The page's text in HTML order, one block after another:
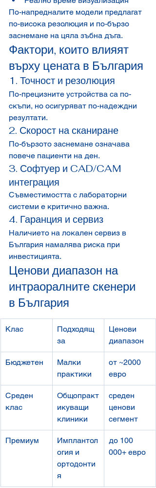
По-напредналите модели предлагат
по-висока резолюция и по-бързо
заснемане на цяла зъбна дъга.
Фактори, които влияят
върху цената в България
1. Точност и резолюция
По-прецизните устройства са по-
скъпи, но осигуряват по-надеждни
резултати.
2. Скорост на сканиране
По-бързото заснемане означава
повече пациенти на ден.
3. Софтуер и CAD/CAM
интеграция
Съвместимостта с лабораторни
системи е критично важна.
4. Гаранция и сервиз
Наличието на локален сервиз в
България намалява риска при
инвестицията.
Ценови диапазон на
интраоралните скенери
в България
Клас
Подходящ
за
Ценови
диапазон
Бюджетен
Малки
практики
от ~2000
евро
Среден
клас
Общопракт
икуващи
клиники
среден
ценови
сегмент
Премиум
Имплантол
огия и
ортодонти
я
до 100
000+ евро